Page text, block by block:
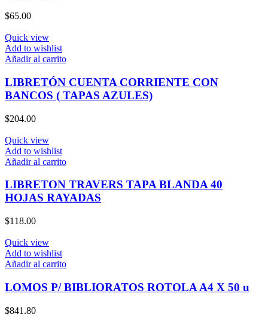
$65.00
Quick view
Add to wishlist
Añadir al carrito
LIBRETÓN CUENTA CORRIENTE CON
BANCOS ( TAPAS AZULES)
$204.00
Quick view
Add to wishlist
Añadir al carrito
LIBRETON TRAVERS TAPA BLANDA 40
HOJAS RAYADAS
$118.00
Quick view
Add to wishlist
Añadir al carrito
LOMOS P/ BIBLIORATOS ROTOLA A4 X 50 u
$841.80